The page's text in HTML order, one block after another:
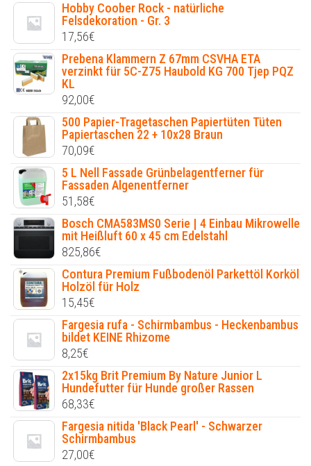
Hobby Coober Rock - natürliche
Felsdekoration - Gr. 3
17,56€
Prebena Klammern Z 67mm CSVHA ETA
verzinkt für 5C-Z75 Haubold KG 700 Tjep PQZ
KL
92,00€
500 Papier-Tragetaschen Papiertüten Tüten
Papiertaschen 22 + 10x28 Braun
70,09€
5 L Nell Fassade Grünbelagentferner für
Fassaden Algenentferner
51,58€
Bosch CMA583MS0 Serie | 4 Einbau Mikrowelle
mit Heißluft 60 x 45 cm Edelstahl
825,86€
Contura Premium Fußbodenöl Parkettöl Korköl
Holzöl für Holz
15,45€
Fargesia rufa - Schirmbambus - Heckenbambus
bildet KEINE Rhizome
8,25€
2x15kg Brit Premium By Nature Junior L
Hundefutter für Hunde großer Rassen
68,33€
Fargesia nitida 'Black Pearl' - Schwarzer
Schirmbambus
27,00€